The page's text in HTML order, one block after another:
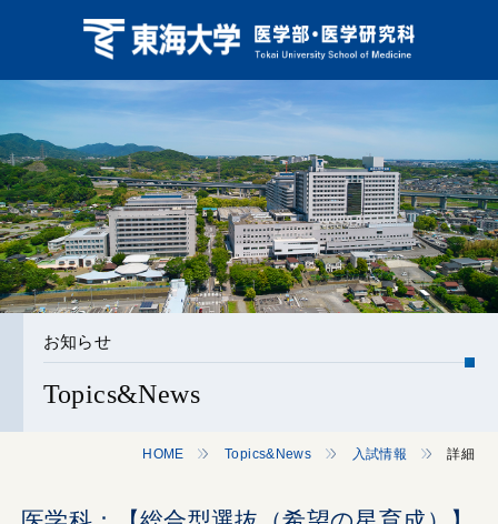
お知らせ
Topics&News
HOME Topics&News 入試情報 詳細